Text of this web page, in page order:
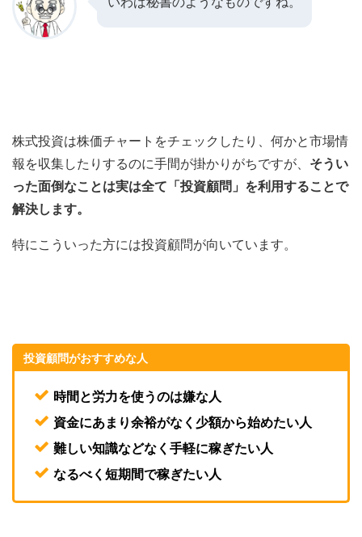
株式投資は株価チャートをチェックしたり、何かと市場情
報を収集したりするのに手間が掛かりがちですが、 そうい
った面倒なことは実は全て「投資顧問」を利用することで
解決します。
特にこういった方には投資顧問が向いています。
投資顧問がおすすめな人
時間と労力を使うのは嫌な人
資金にあまり余裕がなく少額から始めたい人
難しい知識などなく手軽に稼ぎたい人
なるべく短期間で稼ぎたい人